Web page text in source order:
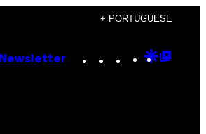
+ PORTUGUESE
Newsletter Instagram
TikTok
YouTube
Google